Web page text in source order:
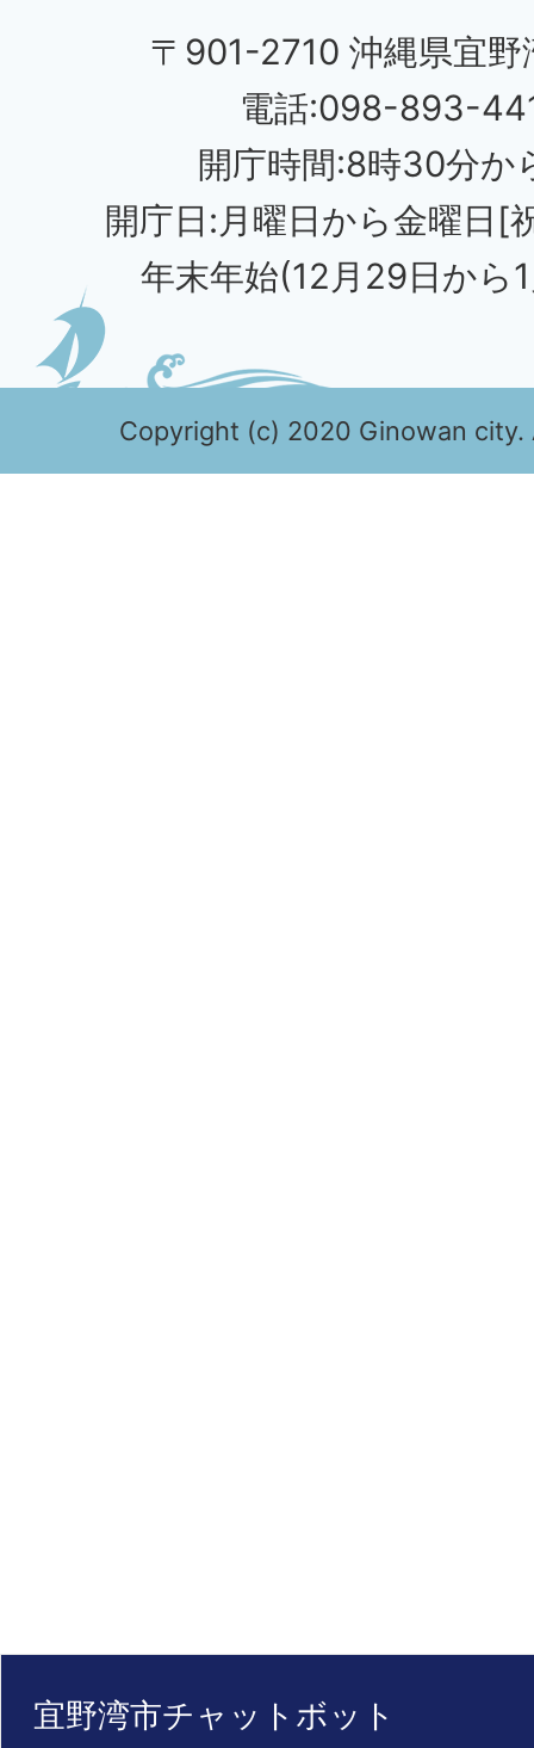
〒901-2710 沖縄県宜野
電話:098-893-
開庁時間:8時30分か
開庁日:月曜日から金曜日[
年末年始(12月29日から
Copyright (c) 2020 Ginowan city.
宜野湾市チャットボット